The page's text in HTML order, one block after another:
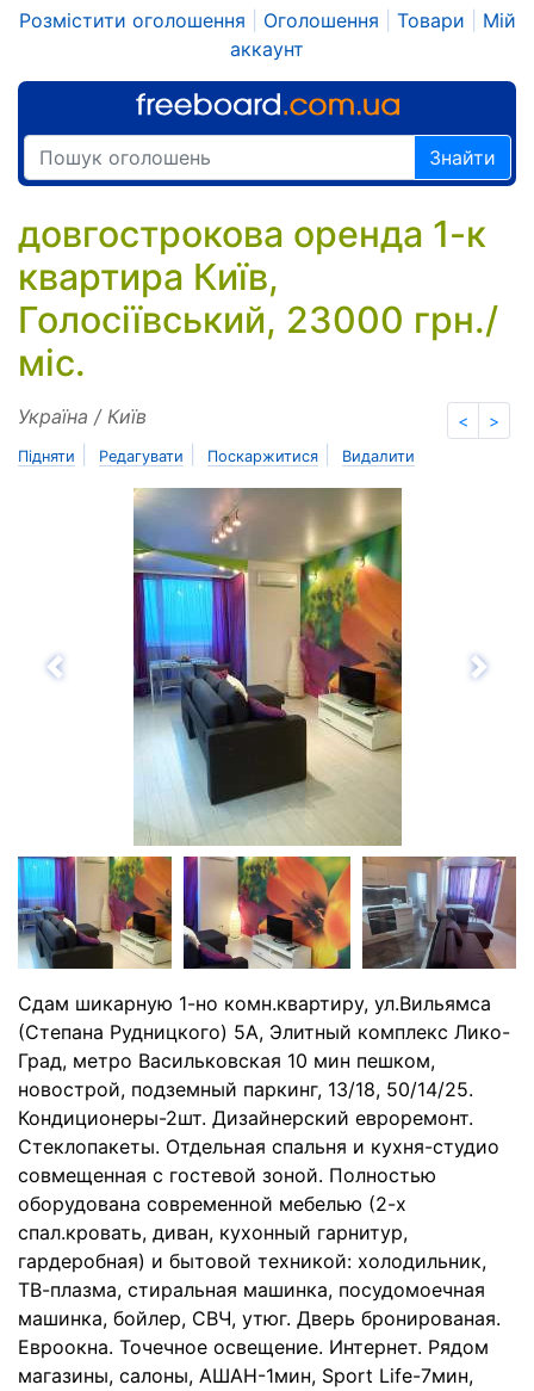
Розмістити оголошення Оголошення Товари
Мій
аккаунт
Знайти
довгострокова оренда 1-к
квартира Київ,
Голосіївський, 23000 грн./
міс.
< >
Україна / Київ
Підняти Редагувати Поскаржитися Видалити
Назад
Сдам шикарную 1-но комн.квартиру, ул.Вильямса
(Степана Рудницкого) 5А, Элитный комплекс Лико-
Град, метро Васильковская 10 мин пешком,
новострой, подземный паркинг, 13/18, 50/14/25.
Кондиционеры-2шт. Дизайнерский евроремонт.
Стеклопакеты. Отдельная спальня и кухня-студио
совмещенная с гостевой зоной. Полностью
оборудована современной мебелью (2-х
спал.кровать, диван, кухонный гарнитур,
гардеробная) и бытовой техникой: холодильник,
ТВ-плазма, стиральная машинка, посудомоечная
машинка, бойлер, СВЧ, утюг. Дверь бронированая.
Евроокна. Точечное освещение. Интернет. Рядом
магазины, салоны, АШАН-1мин, Sport Life-7мин,